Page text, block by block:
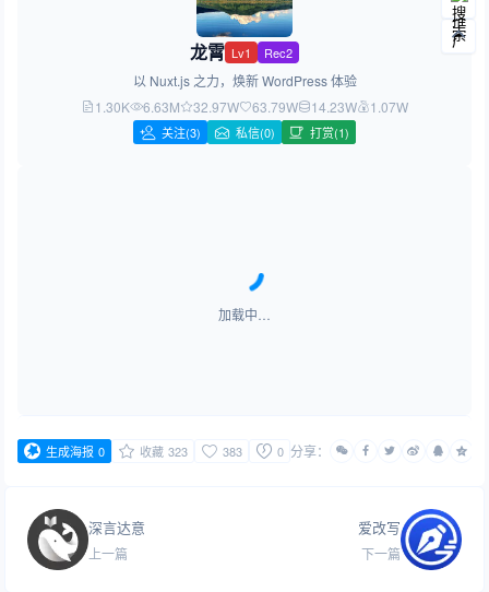
龙霄 Lv1 Rec2
以 Nuxt.js 之力，焕新 WordPress 体验
1.30K
6.63M 32.97W 63.79W 14.23W 1.07W
关注(3) 私信(0) 打赏(1)
加载中…
生成海报 0 收藏 323 383 0 分享：
深言达意
上一篇
爱改写
下一篇